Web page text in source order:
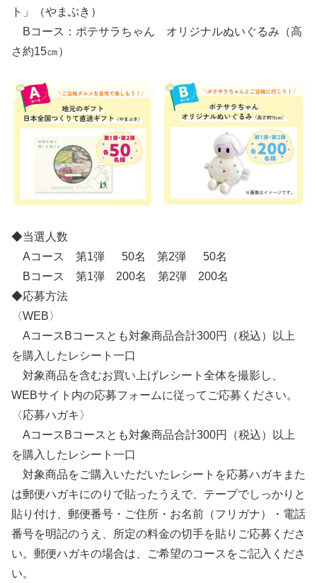
ト」（やまぶき）
Bコース：ポテサラちゃん オリジナルぬいぐるみ（高
さ約15㎝）
◆当選人数
Aコース 第1弾 50名 第2弾 50名
Bコース 第1弾 200名 第2弾 200名
◆応募方法
〈WEB〉
AコースBコースとも対象商品合計300円（税込）以上
を購入したレシート一口
対象商品を含むお買い上げレシート全体を撮影し、
WEBサイト内の応募フォームに従ってご応募ください。
〈応募ハガキ〉
AコースBコースとも対象商品合計300円（税込）以上
を購入したレシート一口
対象商品をご購入いただいたレシートを応募ハガキまた
は郵便ハガキにのりで貼ったうえで、テープでしっかりと
貼り付け、郵便番号・ご住所・お名前（フリガナ）・電話
番号を明記のうえ、所定の料金の切手を貼りご応募くださ
い。郵便ハガキの場合は、ご希望のコースをご記入くださ
い。